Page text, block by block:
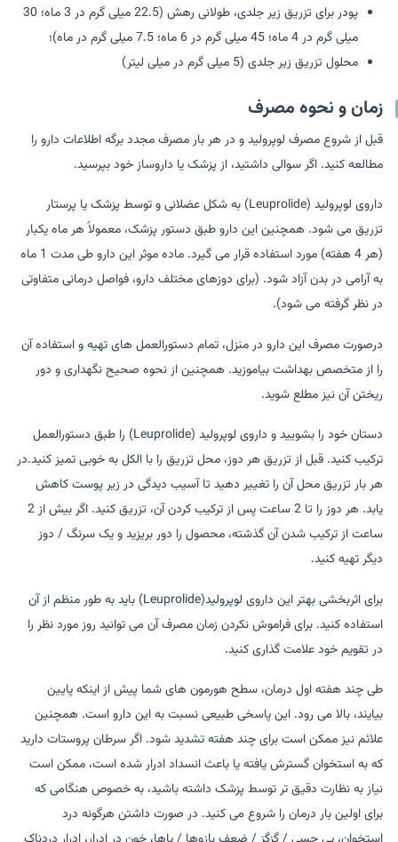
پودر برای تزریق زیر جلدی، طولانی رهش (22.5 میلی گرم در 3 ماه؛ 30
میلی گرم در 4 ماه؛ 45 میلی گرم در 6 ماه؛ 7.5 میلی گرم در ماه)؛
محلول تزریق زیر جلدی (5 میلی گرم در میلی لیتر)
زمان و نحوه مصرف
قبل از شروع مصرف لوپرولید و در هر بار مصرف مجدد برگه اطلاعات دارو را
مطالعه کنید. اگر سوالی داشتید، از پزشک یا داروساز خود بپرسید.
داروی لوپرولید (Leuprolide) به شکل عضلانی و توسط پزشک یا پرستار
تزریق می شود. همچنین این دارو طبق دستور پزشک، معمولاً هر ماه یکبار
(هر 4 هفته) مورد استفاده قرار می گیرد. ماده موثر این دارو طی مدت 1 ماه
به آرامی در بدن آزاد شود. (برای دوزهای مختلف دارو، فواصل درمانی متفاوتی
در نظر گرفته می شود).
درصورت مصرف این دارو در منزل، تمام دستورالعمل های تهیه و استفاده آن
را از متخصص بهداشت بیاموزید. همچنین از نحوه صحیح نگهداری و دور
ریختن آن نیز مطلع شوید.
دستان خود را بشویید و داروی لوپرولید (Leuprolide) را طبق دستورالعمل
ترکیب کنید. قبل از تزریق هر دوز، محل تزریق را با الکل به خوبی تمیز کنید.در
هر بار تزریق محل آن را تغییر دهید تا آسیب دیدگی در زیر پوست کاهش
یابد. هر دوز را تا 2 ساعت پس از ترکیب کردن آن، تزریق کنید. اگر بیش از 2
ساعت از ترکیب شدن آن گذشته، محصول را دور بریزید و یک سرنگ / دوز
دیگر تهیه کنید.
برای اثربخشی بهتر این داروی لوپرولید(Leuprolide) باید به طور منظم از آن
استفاده کنید. برای فراموش نکردن زمان مصرف آن می توانید روز مورد نظر را
در تقویم خود علامت گذاری کنید.
طی چند هفته اول درمان، سطح هورمون های شما پیش از اینکه پایین
بیایند، بالا می رود. این پاسخی طبیعی نسبت به این دارو است. همچنین
علائم نیز ممکن است برای چند هفته تشدید شود. اگر سرطان پروستات دارید
که به استخوان گسترش یافته یا باعث انسداد ادرار شده است، ممکن است
نیاز به نظارت دقیق تر توسط پزشک داشته باشید، به خصوص هنگامی که
برای اولین بار درمان را شروع می کنید. در صورت داشتن هرگونه درد